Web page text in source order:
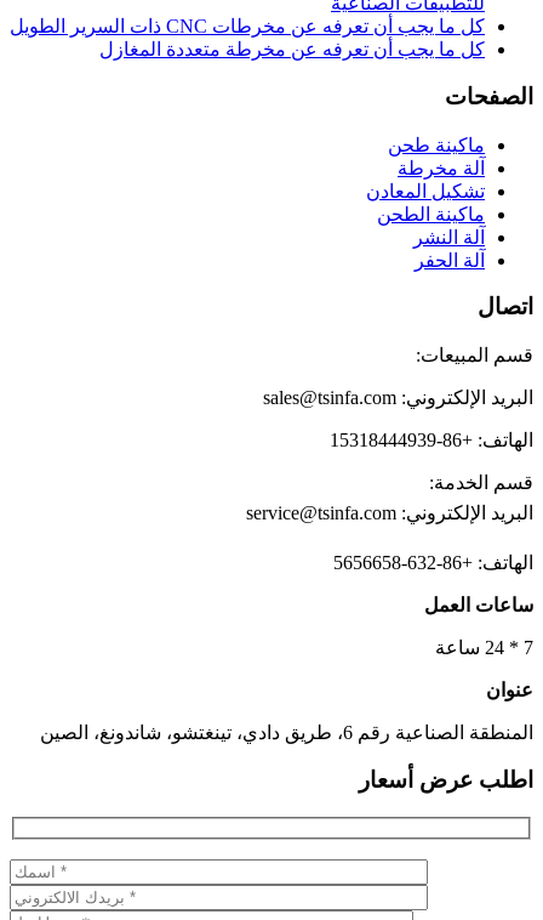
كل ما يجب أن تعرفه عن مخرطات CNC ذات السرير الطويل
كل ما يجب أن تعرفه عن مخرطة متعددة المغازل
الصفحات
ماكينة طحن
آلة مخرطة
تشكيل المعادن
ماكينة الطحن
آلة النشر
آلة الحفر
اتصال
قسم المبيعات:
البريد الإلكتروني: sales@tsinfa.com
الهاتف: +86-15318444939
قسم الخدمة:
البريد الإلكتروني: service@tsinfa.com
الهاتف: +86-632-5656658
ساعات العمل
7 * 24 ساعة
عنوان
المنطقة الصناعية رقم 6، طريق دادي، تينغتشو، شاندونغ، الصين
اطلب عرض أسعار